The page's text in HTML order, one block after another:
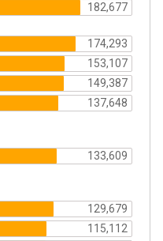
182,677
174,293
153,107
149,387
137,648
133,609
129,679
115,112